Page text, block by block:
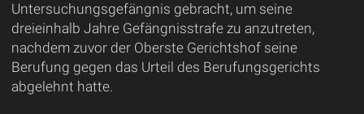
Untersuchungsgefängnis gebracht, um seine
dreieinhalb Jahre Gefängnisstrafe zu anzutreten,
nachdem zuvor der Oberste Gerichtshof seine
Berufung gegen das Urteil des Berufungsgerichts
abgelehnt hatte.